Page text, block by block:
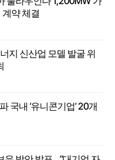
약 체결
지 신산업 모델 발굴 위
국내 ‘유니콘기업’ 20개